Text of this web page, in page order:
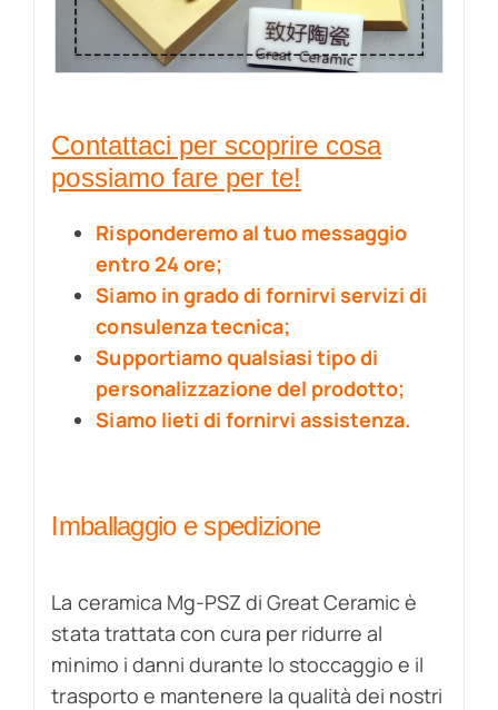
Contattaci per scoprire cosa
possiamo fare per te!
Risponderemo al tuo messaggio
entro 24 ore;
Siamo in grado di fornirvi servizi di
consulenza tecnica;
Supportiamo qualsiasi tipo di
personalizzazione del prodotto;
Siamo lieti di fornirvi assistenza.
Imballaggio e spedizione
La ceramica Mg-PSZ di Great Ceramic è
stata trattata con cura per ridurre al
minimo i danni durante lo stoccaggio e il
trasporto e mantenere la qualità dei nostri